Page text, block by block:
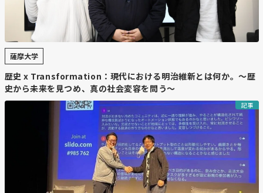
薩摩大学
歴史 x Transformation：現代における明治維新とは何か。～歴
史から未来を見つめ、真の社会変容を問う～
記事